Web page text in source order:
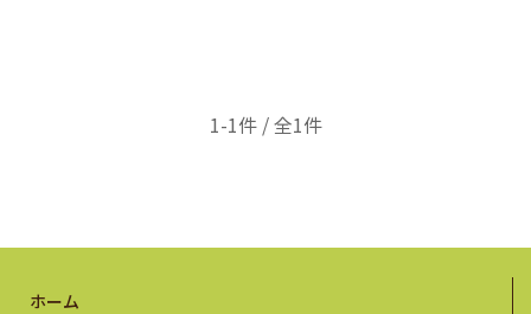
1-1件 / 全1件
ホーム